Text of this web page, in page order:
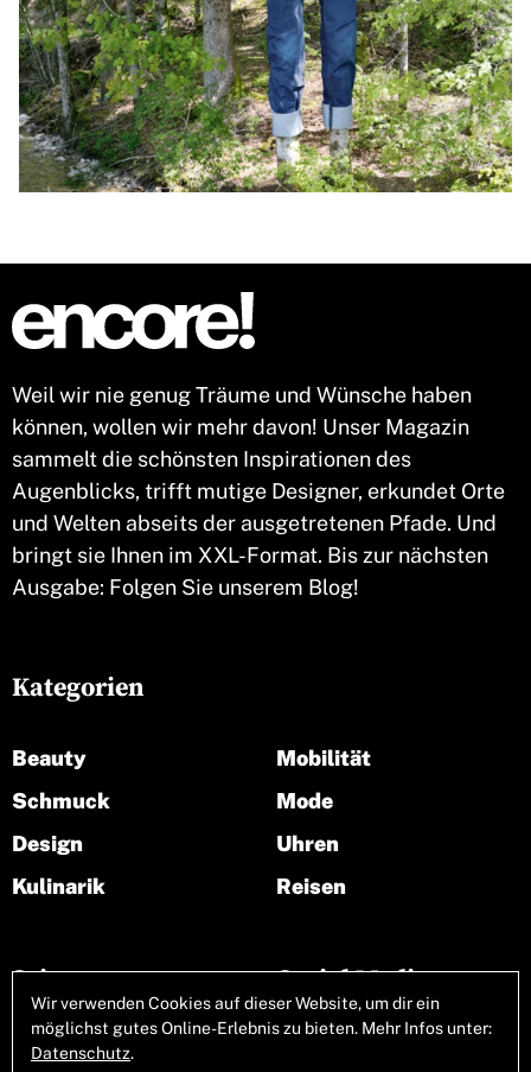
Weil wir nie genug Träume und Wünsche haben
können, wollen wir mehr davon! Unser Magazin
sammelt die schönsten Inspirationen des
Augenblicks, trifft mutige Designer, erkundet Orte
und Welten abseits der ausgetretenen Pfade. Und
bringt sie Ihnen im XXL-Format. Bis zur nächsten
Ausgabe: Folgen Sie unserem Blog!
Seiten
Über uns
Kategorien
Beauty
Schmuck
Design
Kulinarik
Mobilität
Mode
Uhren
Reisen
Social Media
Wir verwenden Cookies auf dieser Website, um dir ein
möglichst gutes Online-Erlebnis zu bieten. Mehr Infos unter:
Datenschutz.